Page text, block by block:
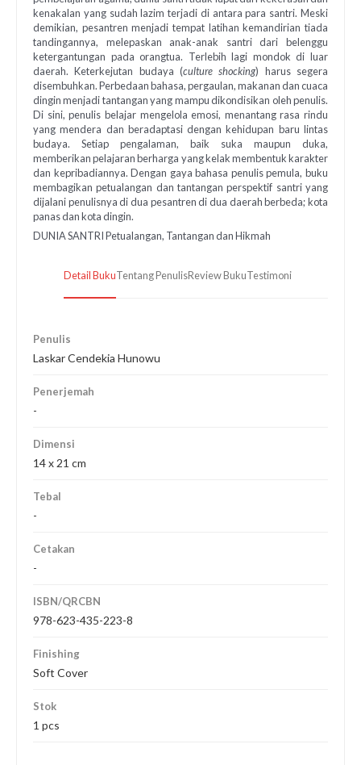
kenakalan yang sudah lazim terjadi di antara para santri. Meski
demikian, pesantren menjadi tempat latihan kemandirian tiada
tandingannya, melepaskan anak-anak santri dari belenggu
ketergantungan pada orangtua. Terlebih lagi mondok di luar
daerah. Keterkejutan budaya (culture shocking) harus segera
disembuhkan. Perbedaan bahasa, pergaulan, makanan dan cuaca
dingin menjadi tantangan yang mampu dikondisikan oleh penulis.
Di sini, penulis belajar mengelola emosi, menantang rasa rindu
yang mendera dan beradaptasi dengan kehidupan baru lintas
budaya. Setiap pengalaman, baik suka maupun duka,
memberikan pelajaran berharga yang kelak membentuk karakter
dan kepribadiannya. Dengan gaya bahasa penulis pemula, buku
membagikan petualangan dan tantangan perspektif santri yang
dijalani penulisnya di dua pesantren di dua daerah berbeda; kota
panas dan kota dingin.
DUNIA SANTRI Petualangan, Tantangan dan Hikmah
Detail BukuTentang PenulisReview BukuTestimoni
Penulis
Laskar Cendekia Hunowu
Penerjemah
-
Dimensi
14 x 21 cm
Tebal
-
Cetakan
-
ISBN/QRCBN
978-623-435-223-8
Finishing
Soft Cover
Stok
1 pcs